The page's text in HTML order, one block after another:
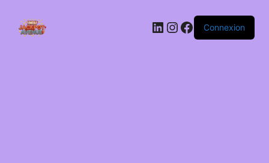
LinkedIn
Instagram
Facebook
Connexion